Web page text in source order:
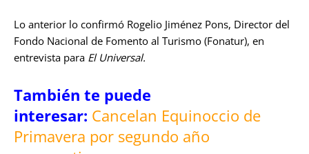
Lo anterior lo confirmó Rogelio Jiménez Pons, Director del
Fondo Nacional de Fomento al Turismo (Fonatur), en
entrevista para El Universal.
También te puede
interesar: Cancelan Equinoccio de
Primavera por segundo año